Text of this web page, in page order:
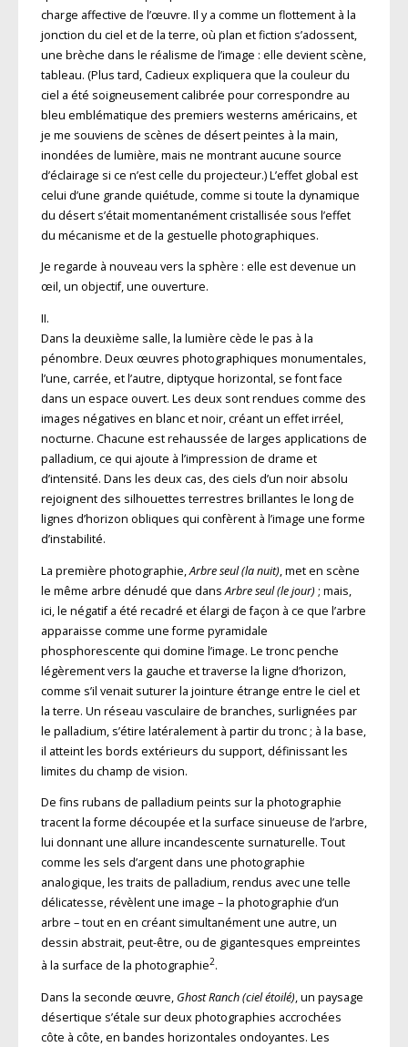
charge affective de l’œuvre. Il y a comme un flottement à la
jonction du ciel et de la terre, où plan et fiction s’adossent,
une brèche dans le réalisme de l’image : elle devient scène,
tableau. (Plus tard, Cadieux expliquera que la couleur du
ciel a été soigneusement calibrée pour correspondre au
bleu emblématique des premiers westerns américains, et
je me souviens de scènes de désert peintes à la main,
inondées de lumière, mais ne montrant aucune source
d’éclairage si ce n’est celle du projecteur.) L’effet global est
celui d’une grande quiétude, comme si toute la dynamique
du désert s’était momentanément cristallisée sous l’effet
du mécanisme et de la gestuelle photographiques.
Je regarde à nouveau vers la sphère : elle est devenue un
œil, un objectif, une ouverture.
II.
Dans la deuxième salle, la lumière cède le pas à la
pénombre. Deux œuvres photographiques monumentales,
l’une, carrée, et l’autre, diptyque horizontal, se font face
dans un espace ouvert. Les deux sont rendues comme des
images négatives en blanc et noir, créant un effet irréel,
nocturne. Chacune est rehaussée de larges applications de
palladium, ce qui ajoute à l’impression de drame et
d’intensité. Dans les deux cas, des ciels d’un noir absolu
rejoignent des silhouettes terrestres brillantes le long de
lignes d’horizon obliques qui confèrent à l’image une forme
d’instabilité.
La première photographie,Arbre seul (la nuit), met en scène
le même arbre dénudé que dansArbre seul (le jour) ; mais,
ici, le négatif a été recadré et élargi de façon à ce que l’arbre
apparaisse comme une forme pyramidale
phosphorescente qui domine l’image. Le tronc penche
légèrement vers la gauche et traverse la ligne d’horizon,
comme s’il venait suturer la jointure étrange entre le ciel et
la terre. Un réseau vasculaire de branches, surlignées par
le palladium, s’étire latéralement à partir du tronc ; à la base,
il atteint les bords extérieurs du support, définissant les
limites du champ de vision.
De fins rubans de palladium peints sur la photographie
tracent la forme découpée et la surface sinueuse de l’arbre,
lui donnant une allure incandescente surnaturelle. Tout
comme les sels d’argent dans une photographie
analogique, les traits de palladium, rendus avec une telle
délicatesse, révèlent une image – la photographie d’un
arbre – tout en en créant simultanément une autre, un
dessin abstrait, peut-être, ou de gigantesques empreintes
à la surface de la photographie2.
Dans la seconde œuvre, Ghost Ranch (ciel étoilé), un paysage
désertique s’étale sur deux photographies accrochées
côte à côte, en bandes horizontales ondoyantes. Les